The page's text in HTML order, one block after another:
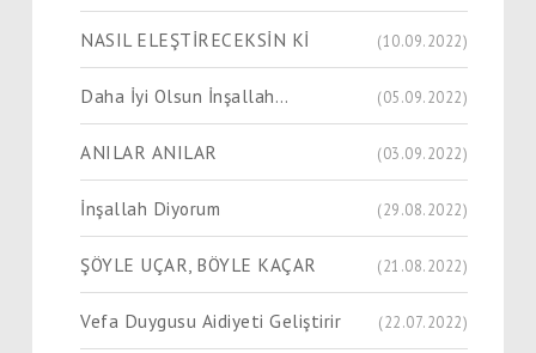
NASIL ELEŞTİRECEKSİN Kİ (10.09.2022)
Daha İyi Olsun İnşallah… (05.09.2022)
ANILAR ANILAR (03.09.2022)
İnşallah Diyorum (29.08.2022)
ŞÖYLE UÇAR, BÖYLE KAÇAR (21.08.2022)
Vefa Duygusu Aidiyeti Geliştirir (22.07.2022)